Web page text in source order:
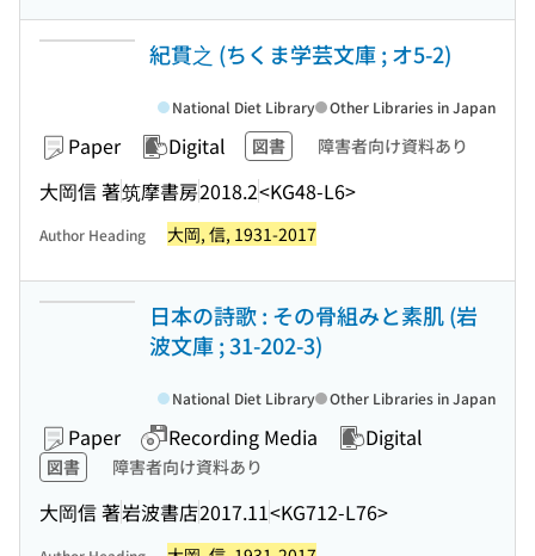
紀貫之 (ちくま学芸文庫 ; オ5-2)
Paper Digital 図書 障害者向け資料あり
大岡信 著筑摩書房2018.2<KG48-L6>
National Diet Library Other Libraries in Japan
Author Heading 大岡, 信, 1931-2017
日本の詩歌 : その骨組みと素肌 (岩
波文庫 ; 31-202-3)
Paper Recording Media Digital
図書 障害者向け資料あり
大岡信 著岩波書店2017.11<KG712-L76>
National Diet Library Other Libraries in Japan